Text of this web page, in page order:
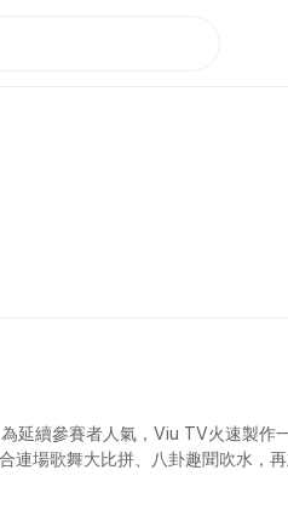
延續參賽者人氣，Viu TV火速製作
場歌舞大比拼、八卦趣聞吹水，